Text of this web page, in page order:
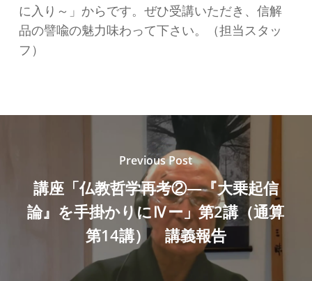
に入り～」からです。ぜひ受講いただき、信解
品の譬喩の魅力味わって下さい。（担当スタッ
フ）
Previous Post
講座「仏教哲学再考②―『大乗起信
論』を手掛かりにⅣー」第2講（通算
第14講） 講義報告